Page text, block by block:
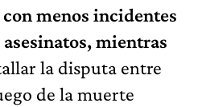
con menos incidentes
mientras
la disputa entre
de la muerte